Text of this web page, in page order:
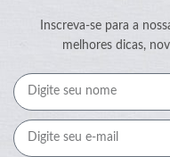
Inscreva-se para a
melhores dicas,